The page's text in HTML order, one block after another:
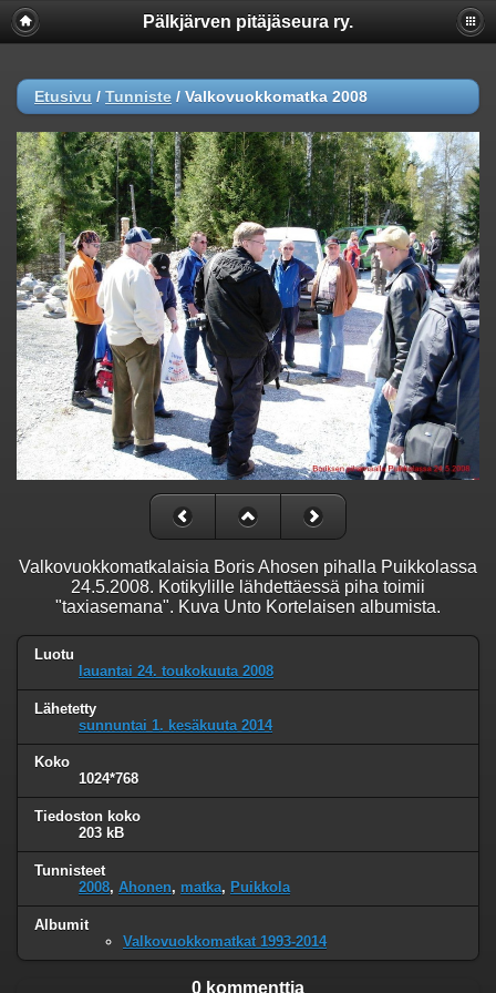
Pälkjärven pitäjäseura ry.
Etusivu / Tunniste / Valkovuokkomatka 2008
Valkovuokkomatkalaisia Boris Ahosen pihalla Puikkolassa
24.5.2008. Kotikylille lähdettäessä piha toimii
"taxiasemana". Kuva Unto Kortelaisen albumista.
Luotu
lauantai 24. toukokuuta 2008
Lähetetty
sunnuntai 1. kesäkuuta 2014
Koko
1024*768
Tiedoston koko
203 kB
Tunnisteet
2008, Ahonen, matka, Puikkola
Albumit
Valkovuokkomatkat 1993-2014
0 kommenttia